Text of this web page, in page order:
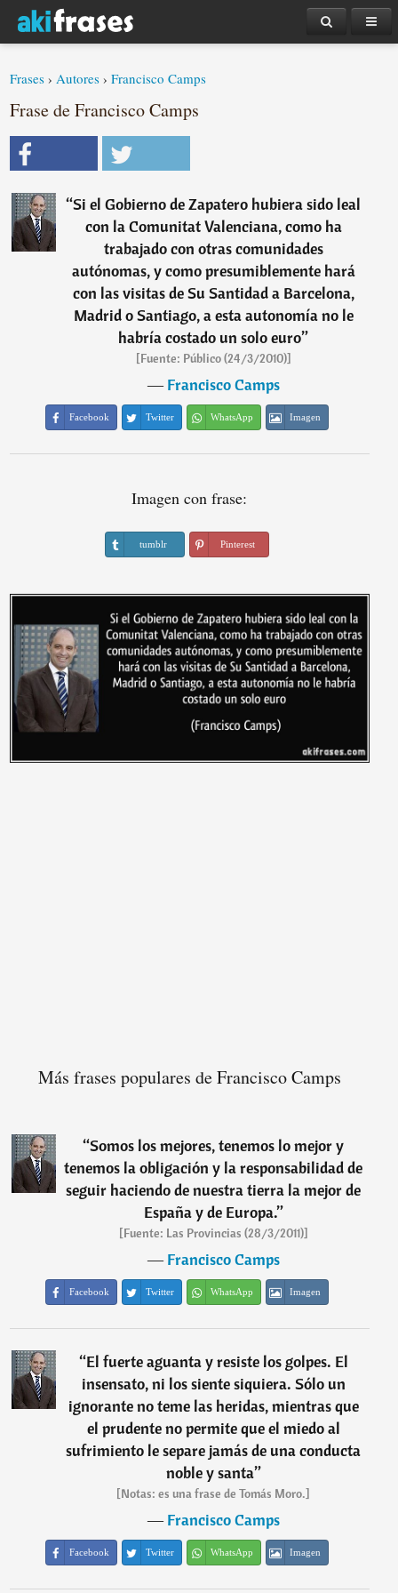
Frases ›Autores ›Francisco Camps
Frase de Francisco Camps
“Si el Gobierno de Zapatero hubiera sido leal
con la Comunitat Valenciana, como ha
trabajado con otras comunidades
autónomas, y como presumiblemente hará
con las visitas de Su Santidad a Barcelona,
Madrid o Santiago, a esta autonomía no le
habría costado un solo euro”
[Fuente: Público (24/3/2010)]
―Francisco Camps
Facebook Twitter WhatsApp Imagen
Imagen con frase:
tumblr Pinterest
Más frases populares de Francisco Camps
“Somos los mejores, tenemos lo mejor y
tenemos la obligación y la responsabilidad de
seguir haciendo de nuestra tierra la mejor de
España y de Europa.”
[Fuente: Las Provincias (28/3/2011)]
―Francisco Camps
Facebook Twitter WhatsApp Imagen
“El fuerte aguanta y resiste los golpes. El
insensato, ni los siente siquiera. Sólo un
ignorante no teme las heridas, mientras que
el prudente no permite que el miedo al
sufrimiento le separe jamás de una conducta
noble y santa”
[Notas: es una frase de Tomás Moro.]
―Francisco Camps
Facebook Twitter WhatsApp Imagen